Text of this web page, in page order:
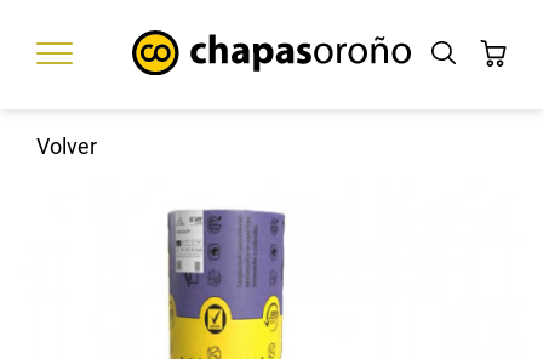
Volver